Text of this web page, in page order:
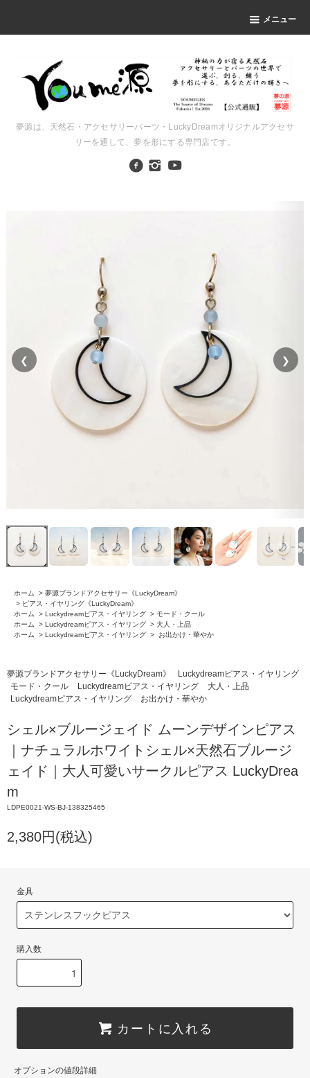
メニュー
夢源は、天然石・アクセサリーパーツ・LuckyDreamオリジナルアクセサ
リーを通して、夢を形にする専門店です。
❮ ❯
ホーム > 夢源ブランドアクセサリー《LuckyDream》
> ピアス・イヤリング《LuckyDream》
ホーム
> Luckydreamピアス・イヤリング > モード・クール
ホーム
> Luckydreamピアス・イヤリング > 大人・上品
ホーム
> Luckydreamピアス・イヤリング > お出かけ・華やか
夢源ブランドアクセサリー《LuckyDream》
Luckydreamピアス・イヤリング
モード・クール
Luckydreamピアス・イヤリング
大人・上品
Luckydreamピアス・イヤリング
お出かけ・華やか
シェル×ブルージェイド ムーンデザインピアス
｜ナチュラルホワイトシェル×天然石ブルージ
ェイド｜大人可愛いサークルピアス LuckyDrea
m
LDPE0021-WS-BJ-138325465
2,380円(税込)
金具
購入数
カートに入れる
オプションの値段詳細